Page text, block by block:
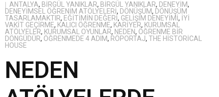
ANTALYA, BİRGÜL YANIKLAR, BIRGÜL YANIKLAR, DENEYIM,
DENEYIMSEL ÖĞRENIM ATÖLYELERI, DÖNÜŞÜM, DÖNÜŞÜM
TASARLAMAKTIR, EĞITIMIN DEĞERI, GELIŞIM DENEYIMI, IYI
VAKIT GEÇIRME, KALICI ÖĞRENME, KARIYER, KURUMSAL
ATÖLYELER, KURUMSAL OYUNLAR, NEDEN, ÖĞRENME BIR
DÖNGÜDÜR, ÖĞRENMEDE 4 ADIM, RÖPORTAJ, THE HISTORICAL
HOUSE
NEDEN